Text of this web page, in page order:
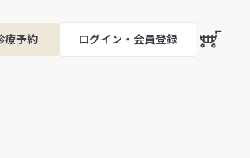
療予約 ログイン・会員登録